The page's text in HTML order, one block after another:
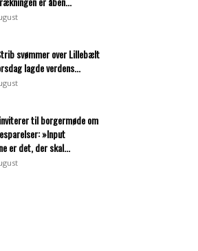
svømmer over Lillebælt
lagde verdens...
til borgermøde om
»Input
er det, der skal...